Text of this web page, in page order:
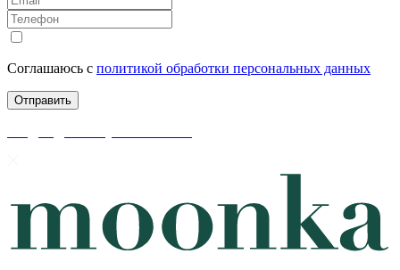
Соглашаюсь с политикой обработки персональных данных